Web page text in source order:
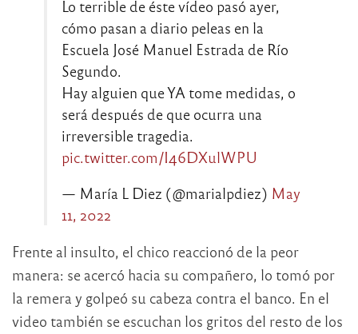
Lo terrible de éste vídeo pasó ayer,
cómo pasan a diario peleas en la
Escuela José Manuel Estrada de Río
Segundo.
Hay alguien que YA tome medidas, o
será después de que ocurra una
irreversible tragedia.
pic.twitter.com/I46DXulWPU
— María L Diez (@marialpdiez) May
11, 2022
Frente al insulto, el chico reaccionó de la peor
manera: se acercó hacia su compañero, lo tomó por
la remera y golpeó su cabeza contra el banco. En el
video también se escuchan los gritos del resto de los